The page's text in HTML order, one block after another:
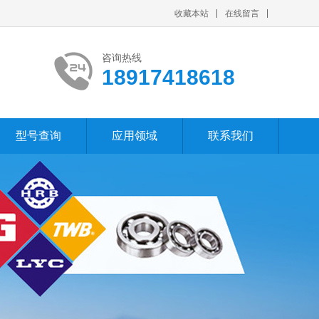
收藏本站 在线留言
咨询热线
18917418618
型号查询 应用领域 联系我们